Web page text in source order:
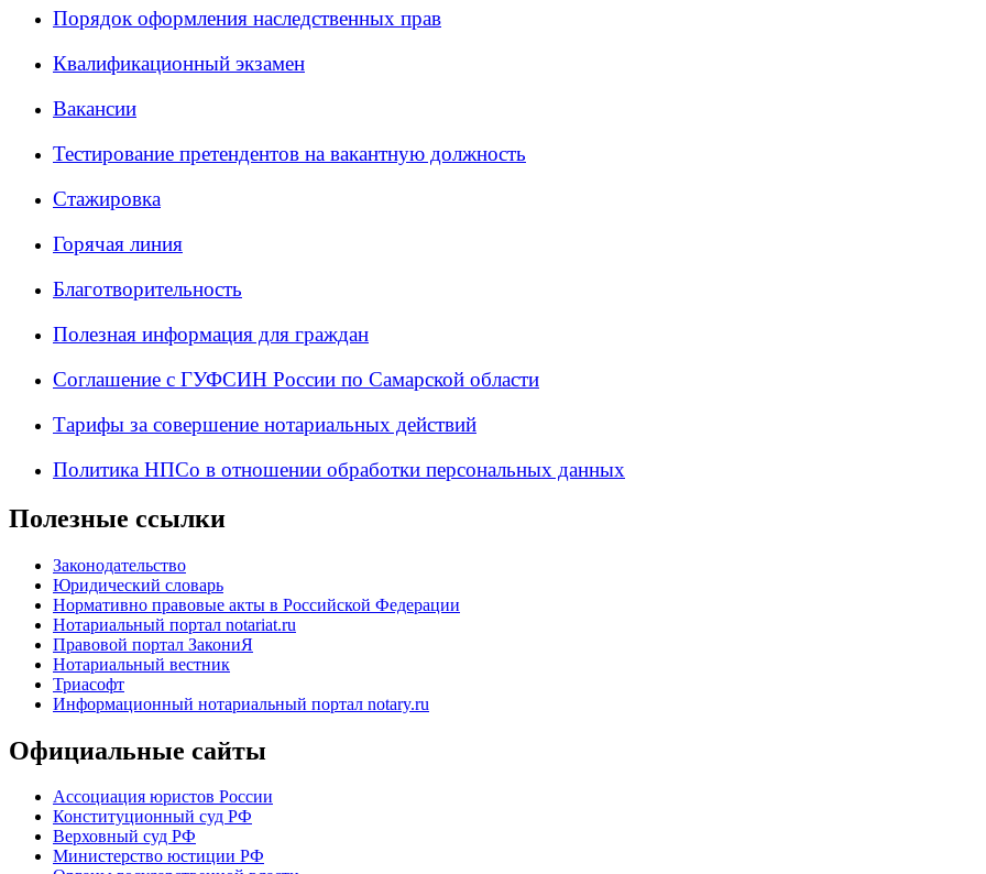
Порядок оформления наследственных прав
Квалификационный экзамен
Вакансии
Тестирование претендентов на вакантную должность
Стажировка
Горячая линия
Благотворительность
Полезная информация для граждан
Соглашение с ГУФСИН России по Самарской области
Тарифы за совершение нотариальных действий
Политика НПСо в отношении обработки персональных данных
Полезные ссылки
Законодательство
Юридический словарь
Нормативно правовые акты в Российской Федерации
Нотариальный портал notariat.ru
Правовой портал ЗакониЯ
Нотариальный вестник
Триасофт
Информационный нотариальный портал notary.ru
Официальные сайты
Ассоциация юристов России
Конституционный суд РФ
Верховный суд РФ
Министерство юстиции РФ